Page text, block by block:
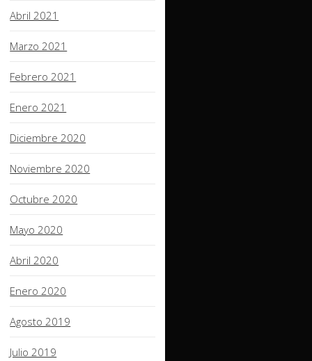
Abril 2021
Marzo 2021
Febrero 2021
Enero 2021
Diciembre 2020
Noviembre 2020
Octubre 2020
Mayo 2020
Abril 2020
Enero 2020
Agosto 2019
Julio 2019